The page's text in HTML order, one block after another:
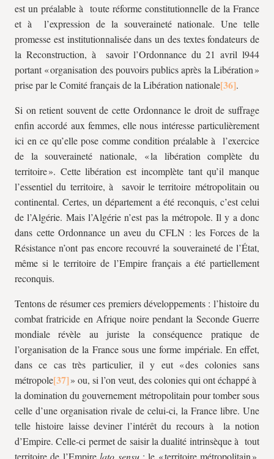
est un préalable à toute réforme constitutionnelle de la France
et à l’expression de la souveraineté nationale. Une telle
promesse est institutionnalisée dans un des textes fondateurs de
la Reconstruction, à savoir l’Ordonnance du 21 avril l944
portant « organisation des pouvoirs publics après la Libération »
prise par le Comité français de la Libération nationale
.
Si on retient souvent de cette Ordonnance le droit de suffrage
enfin accordé aux femmes, elle nous intéresse particulièrement
ici en ce qu’elle pose comme condition préalable à l’exercice
de la souveraineté nationale, « la libération complète du
territoire ». Cette libération est incomplète tant qu’il manque
l’essentiel du territoire, à savoir le territoire métropolitain ou
continental. Certes, un département a été reconquis, c’est celui
de l’Algérie. Mais l’Algérie n’est pas la métropole. Il y a donc
dans cette Ordonnance un aveu du CFLN : les Forces de la
Résistance n’ont pas encore recouvré la souveraineté de l’État,
même si le territoire de l’Empire français a été partiellement
reconquis.
Tentons de résumer ces premiers développements : l’histoire du
combat fratricide en Afrique noire pendant la Seconde Guerre
mondiale révèle au juriste la conséquence pratique de
l’organisation de la France sous une forme impériale. En effet,
dans ce cas très particulier, il y eut « des colonies sans
métropole
» ou, si l’on veut, des colonies qui ont échappé à
la domination du gouvernement métropolitain pour tomber sous
celle d’une organisation rivale de celui-ci, la France libre. Une
telle histoire laisse deviner l’intérêt du recours à la notion
d’Empire. Celle-ci permet de saisir la dualité intrinsèque à tout
territoire de l’Empire lato sensu : le « territoire métropolitain »,